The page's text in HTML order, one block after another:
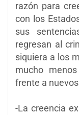
razón para
con los
sus
regresan al
siquiera a los
mucho
frente a
-La creencia